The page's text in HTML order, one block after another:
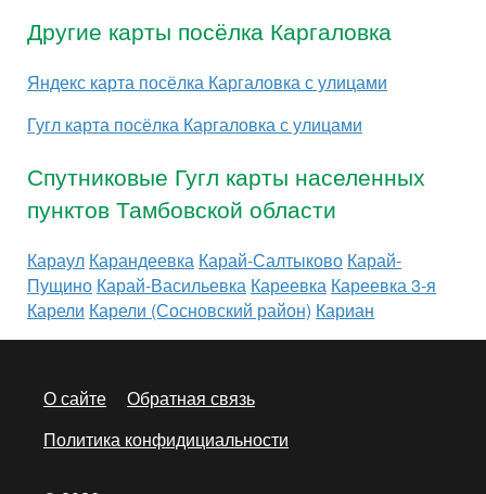
Другие карты посёлка Каргаловка
Яндекс карта посёлка Каргаловка с улицами
Гугл карта посёлка Каргаловка с улицами
Спутниковые Гугл карты населенных
пунктов Тамбовской области
Караул Карандеевка Карай-Салтыково Карай-
Пущино Карай-Васильевка Кареевка Кареевка 3-я
Карели Карели (Сосновский район) Кариан
О сайте
Обратная связь
Политика конфидициальности